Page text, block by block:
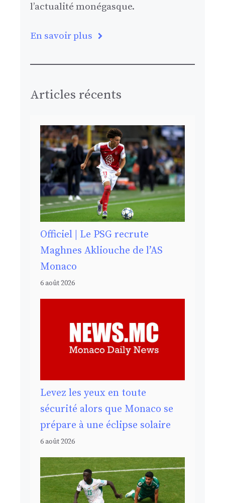
l’actualité monégasque.
En savoir plus
Articles récents
Officiel | Le PSG recrute
Maghnes Akliouche de l’AS
Monaco
6 août 2026
Levez les yeux en toute
sécurité alors que Monaco se
prépare à une éclipse solaire
6 août 2026